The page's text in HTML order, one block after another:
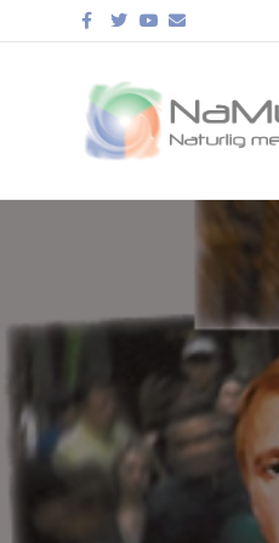
Facebook
TwitterYoutube
Email